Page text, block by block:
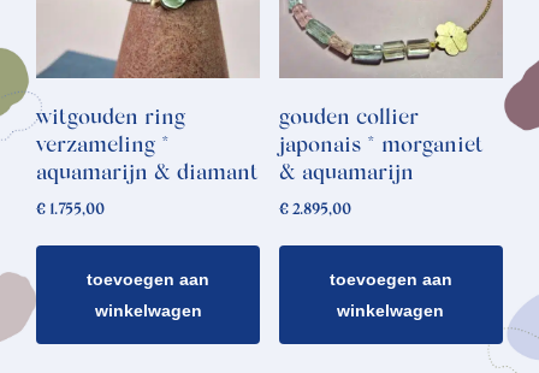
witgouden ring
verzameling *
aquamarijn & diamant
€ 1.755,00
toevoegen aan
winkelwagen
gouden collier
japonais * morganiet
& aquamarijn
€2.895,00
toevoegen aan
winkelwagen